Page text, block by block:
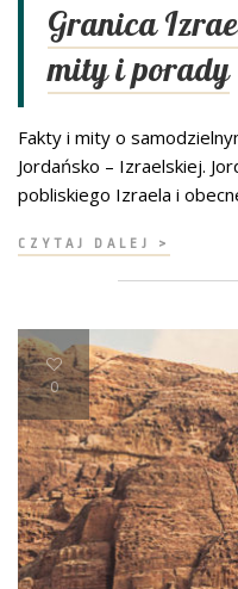
Granica
mity i porady
Fakty i mity o
Jordańsko – Izraelskiej.
pobliskiego Izraela i
CZYTAJ DALEJ >
0